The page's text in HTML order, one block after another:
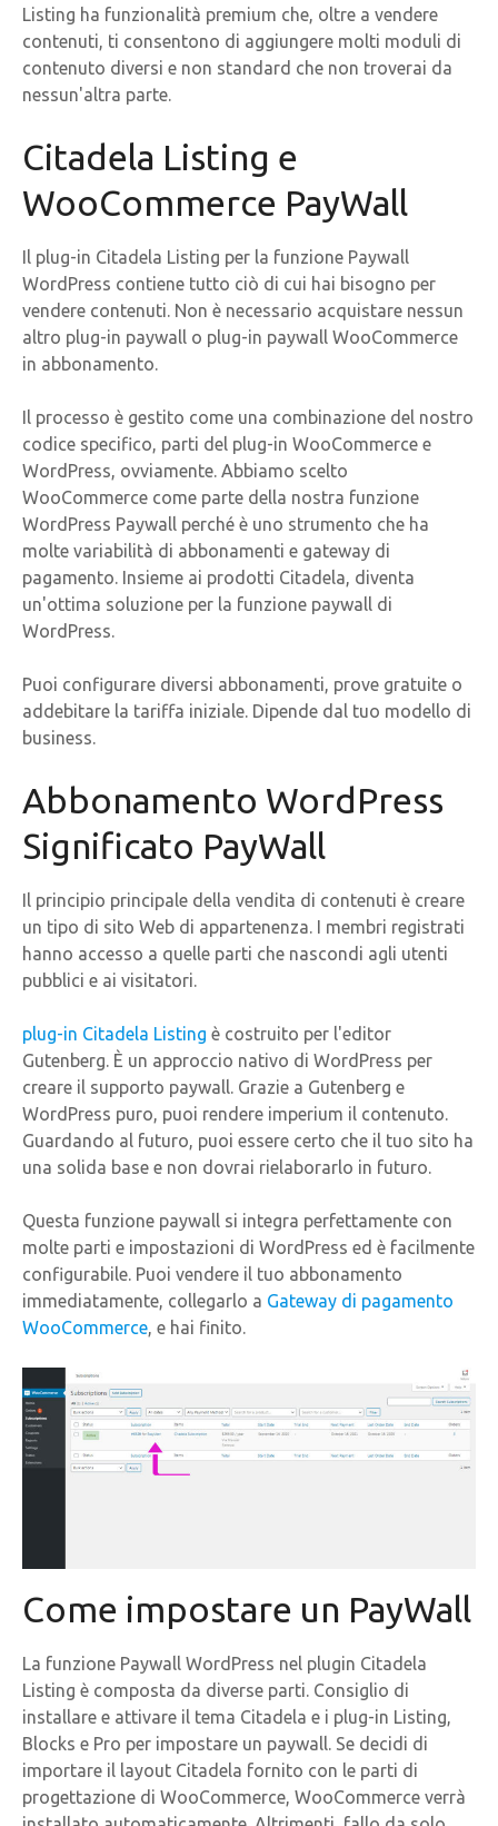
Listing ha funzionalità premium che, oltre a vendere
contenuti, ti consentono di aggiungere molti moduli di
contenuto diversi e non standard che non troverai da
nessun'altra parte.
Citadela Listing e
WooCommerce PayWall
Il plug-in Citadela Listing per la funzione Paywall
WordPress contiene tutto ciò di cui hai bisogno per
vendere contenuti. Non è necessario acquistare nessun
altro plug-in paywall o plug-in paywall WooCommerce
in abbonamento.
Il processo è gestito come una combinazione del nostro
codice specifico, parti del plug-in WooCommerce e
WordPress, ovviamente. Abbiamo scelto
WooCommerce come parte della nostra funzione
WordPress Paywall perché è uno strumento che ha
molte variabilità di abbonamenti e gateway di
pagamento. Insieme ai prodotti Citadela, diventa
un'ottima soluzione per la funzione paywall di
WordPress.
Puoi configurare diversi abbonamenti, prove gratuite o
addebitare la tariffa iniziale. Dipende dal tuo modello di
business.
Abbonamento WordPress
Significato PayWall
Il principio principale della vendita di contenuti è creare
un tipo di sito Web di appartenenza. I membri registrati
hanno accesso a quelle parti che nascondi agli utenti
pubblici e ai visitatori.
plug-in Citadela Listing è costruito per l'editor
Gutenberg. È un approccio nativo di WordPress per
creare il supporto paywall. Grazie a Gutenberg e
WordPress puro, puoi rendere imperium il contenuto.
Guardando al futuro, puoi essere certo che il tuo sito ha
una solida base e non dovrai rielaborarlo in futuro.
Questa funzione paywall si integra perfettamente con
molte parti e impostazioni di WordPress ed è facilmente
configurabile. Puoi vendere il tuo abbonamento
immediatamente, collegarlo a Gateway di pagamento
WooCommerce , e hai finito.
Come impostare un PayWall
La funzione Paywall WordPress nel plugin Citadela
Listing è composta da diverse parti. Consiglio di
installare e attivare il tema Citadela e i plug-in Listing,
Blocks e Pro per impostare un paywall. Se decidi di
importare il layout Citadela fornito con le parti di
progettazione di WooCommerce, WooCommerce verrà